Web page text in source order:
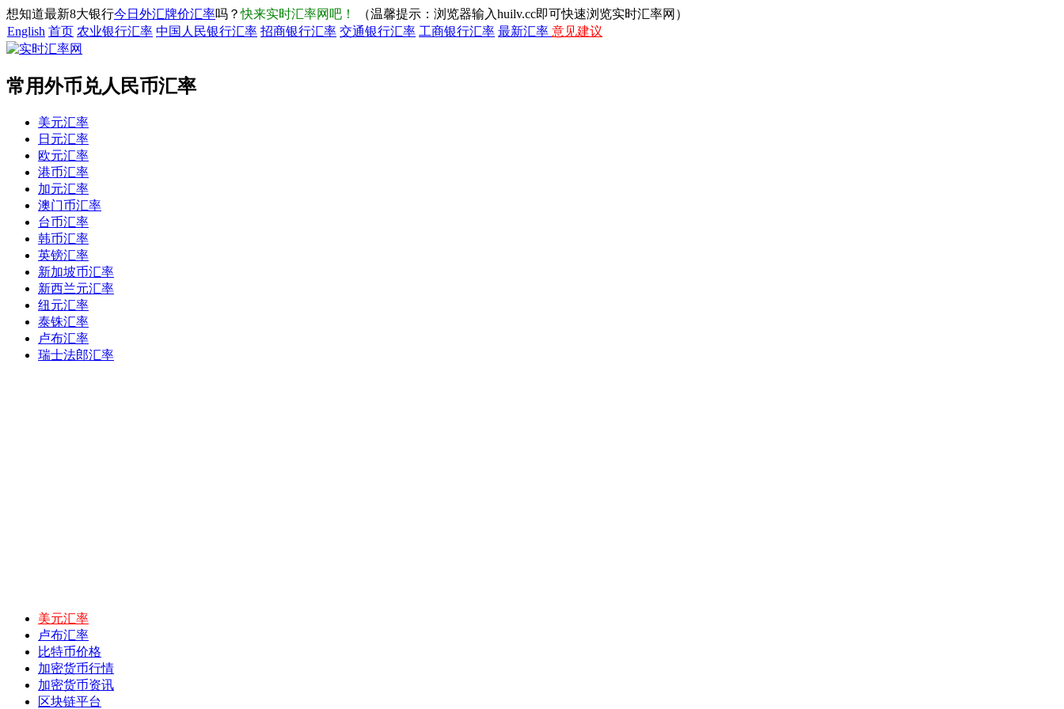
想知道最新8大银行今日外汇牌价汇率吗？快来实时汇率网吧！
（温馨提示：浏览器输入huilv.cc即可快速浏览实时汇率网）
English 首页 农业银行汇率 中国人民银行汇率 招商银行汇率 交通银行汇率 工商银行汇率 最新汇率 意见建议
常用外币兑人民币汇率
美元汇率
日元汇率
欧元汇率
港币汇率
加元汇率
澳门币汇率
台币汇率
韩币汇率
英镑汇率
新加坡币汇率
新西兰元汇率
纽元汇率
泰铢汇率
卢布汇率
瑞士法郎汇率
美元汇率
卢布汇率
比特币价格
加密货币行情
加密货币资讯
区块链平台